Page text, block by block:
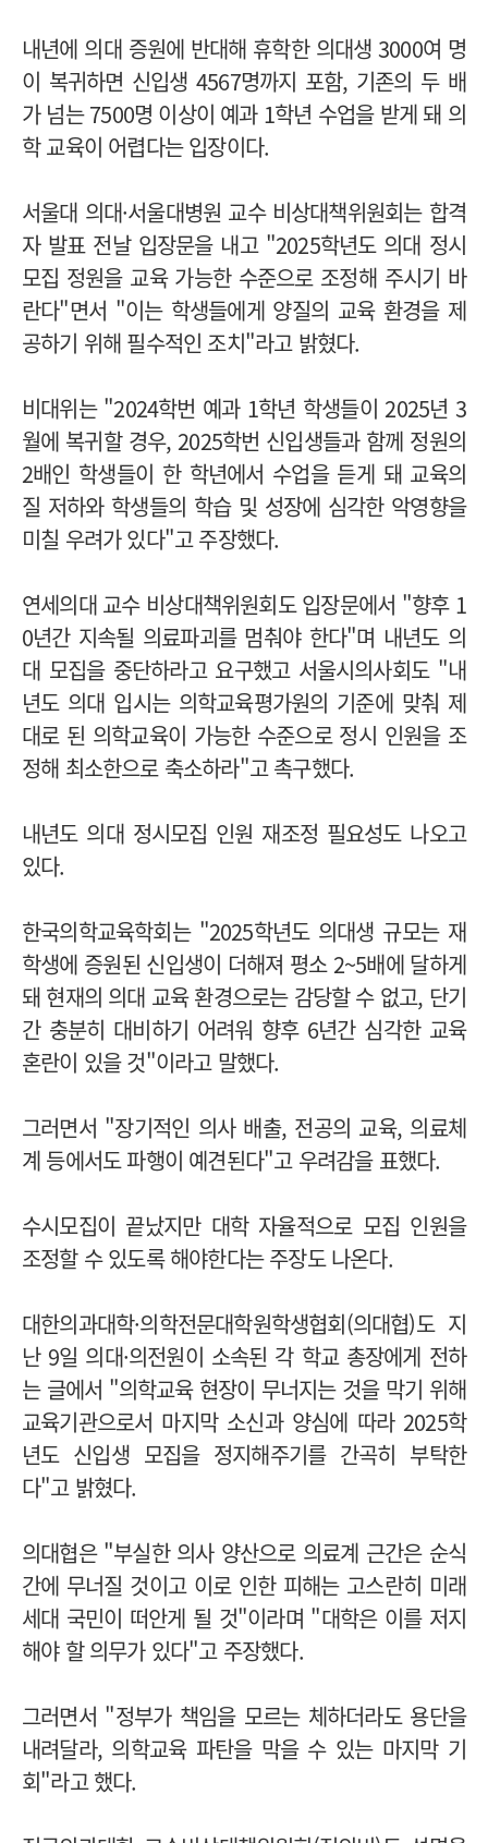
내년에 의대 증원에 반대해 휴학한 의대생 3000여 명
이 복귀하면 신입생 4567명까지 포함, 기존의 두 배
가 넘는 7500명 이상이 예과 1학년 수업을 받게 돼 의
학 교육이 어렵다는 입장이다.
서울대 의대·서울대병원 교수 비상대책위원회는 합격
자 발표 전날 입장문을 내고 "2025학년도 의대 정시
모집 정원을 교육 가능한 수준으로 조정해 주시기 바
란다"면서 "이는 학생들에게 양질의 교육 환경을 제
공하기 위해 필수적인 조치"라고 밝혔다.
비대위는 "2024학번 예과 1학년 학생들이 2025년 3
월에 복귀할 경우, 2025학번 신입생들과 함께 정원의
2배인 학생들이 한 학년에서 수업을 듣게 돼 교육의
질 저하와 학생들의 학습 및 성장에 심각한 악영향을
미칠 우려가 있다"고 주장했다.
연세의대 교수 비상대책위원회도 입장문에서 "향후 1
0년간 지속될 의료파괴를 멈춰야 한다"며 내년도 의
대 모집을 중단하라고 요구했고 서울시의사회도 "내
년도 의대 입시는 의학교육평가원의 기준에 맞춰 제
대로 된 의학교육이 가능한 수준으로 정시 인원을 조
정해 최소한으로 축소하라"고 촉구했다.
내년도 의대 정시모집 인원 재조정 필요성도 나오고
있다.
한국의학교육학회는 "2025학년도 의대생 규모는 재
학생에 증원된 신입생이 더해져 평소 2~5배에 달하게
돼 현재의 의대 교육 환경으로는 감당할 수 없고, 단기
간 충분히 대비하기 어려워 향후 6년간 심각한 교육
혼란이 있을 것"이라고 말했다.
그러면서 "장기적인 의사 배출, 전공의 교육, 의료체
계 등에서도 파행이 예견된다"고 우려감을 표했다.
수시모집이 끝났지만 대학 자율적으로 모집 인원을
조정할 수 있도록 해야한다는 주장도 나온다.
대한의과대학·의학전문대학원학생협회(의대협)도 지
난 9일 의대·의전원이 소속된 각 학교 총장에게 전하
는 글에서 "의학교육 현장이 무너지는 것을 막기 위해
교육기관으로서 마지막 소신과 양심에 따라 2025학
년도 신입생 모집을 정지해주기를 간곡히 부탁한
다"고 밝혔다.
의대협은 "부실한 의사 양산으로 의료계 근간은 순식
간에 무너질 것이고 이로 인한 피해는 고스란히 미래
세대 국민이 떠안게 될 것"이라며 "대학은 이를 저지
해야 할 의무가 있다"고 주장했다.
그러면서 "정부가 책임을 모르는 체하더라도 용단을
내려달라, 의학교육 파탄을 막을 수 있는 마지막 기
회"라고 했다.